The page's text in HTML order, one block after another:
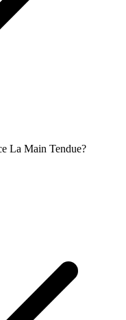
La Main Tendue?